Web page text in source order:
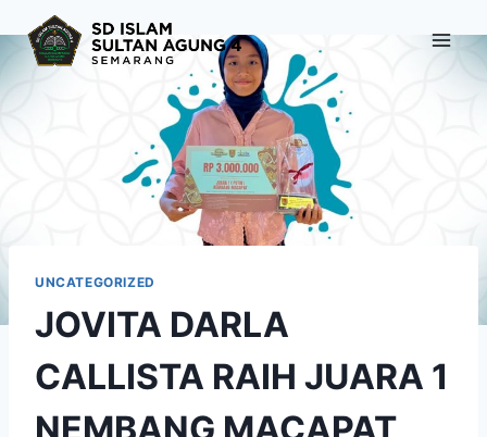
content
UNCATEGORIZED
JOVITA DARLA
CALLISTA RAIH JUARA 1
NEMBANG MACAPAT